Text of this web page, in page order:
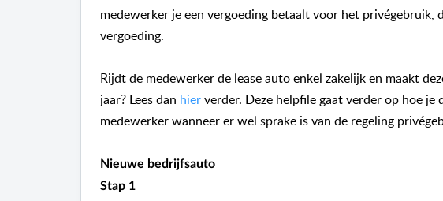
medewerker je een vergoeding betaalt voor het
vergoeding.
Rijdt de medewerker de lease auto enkel zakelijk en maakt
jaar? Lees dan hierverder. Deze helpfile gaat verder op hoe
medewerker wanneer er wel sprake is van de regeling
Nieuwe bedrijfsauto
Stap 1